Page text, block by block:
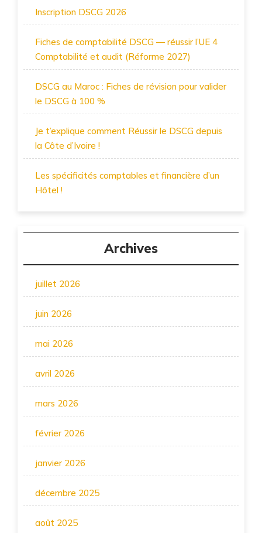
Inscription DSCG 2026
Fiches de comptabilité DSCG — réussir l’UE 4
Comptabilité et audit (Réforme 2027)
DSCG au Maroc : Fiches de révision pour valider
le DSCG à 100 %
Je t’explique comment Réussir le DSCG depuis
la Côte d’Ivoire !
Les spécificités comptables et financière d’un
Hôtel !
Archives
juillet 2026
juin 2026
mai 2026
avril 2026
mars 2026
février 2026
janvier 2026
décembre 2025
août 2025